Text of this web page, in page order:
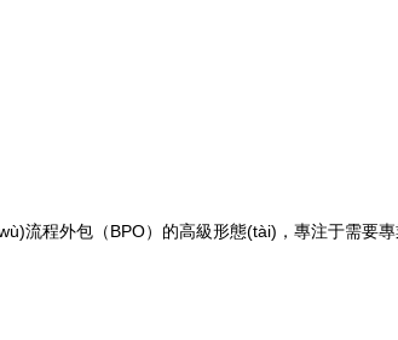
流程外包（BPO）的高級形態(tài)，專注于需要